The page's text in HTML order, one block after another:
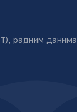
радним данима